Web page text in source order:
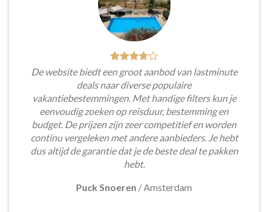
De website biedt een groot aanbod van lastminute
deals naar diverse populaire
vakantiebestemmingen. Met handige filters kun je
eenvoudig zoeken op reisduur, bestemming en
budget. De prijzen zijn zeer competitief en worden
continu vergeleken met andere aanbieders. Je hebt
dus altijd de garantie dat je de beste deal te pakken
hebt.
Puck Snoeren /Amsterdam